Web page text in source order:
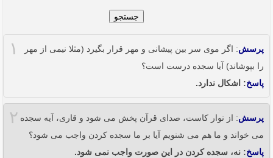
جستجو
۱ پرسش: اگر موی سر بین پیشانی و مهر قرار بگیرد (مثلا نیمی از مهر
را بپوشاند) آیا سجده درست است؟
پاسخ: اشکال ندارد.
۲ پرسش: از نوار کاست، صدای قرآن پخش می شود و قاری، آیه سجده
می خواند و ما هم می شنویم آیا بر ما سجده کردن واجب می شود؟
پاسخ: نه، سجده کردن در این صورت واجب نمی شود.